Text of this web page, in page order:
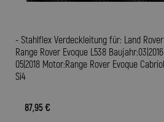
- Stahlflex Verdeckleitung für: Land Rover
Range Rover Evoque L538
05|2018 Motor:Range Rover Evoque
Si4
87,95 €